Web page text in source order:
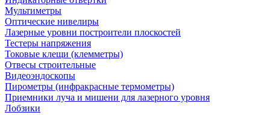
Мультиметры
Оптические нивелиры
Лазерные уровни построители плоскостей
Тестеры напряжения
Токовые клещи (клемметры)
Отвесы строительные
Видеоэндоскопы
Пирометры (инфракрасные термометры)
Приемники луча и мишени для лазерного уровня
Лобзики